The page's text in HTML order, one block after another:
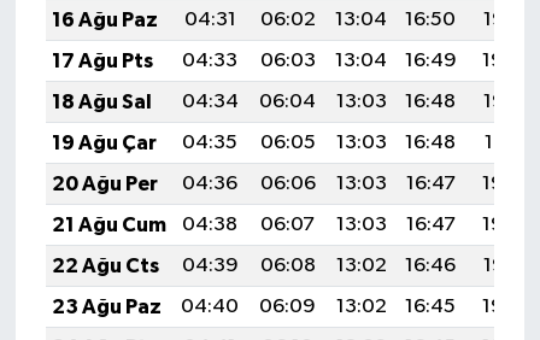
16 Ağu Paz
04:31 06:02 13:04 16:50
19:55
17 Ağu Pts
04:33 06:03 13:04 16:49
19:54
18 Ağu Sal
04:34 06:04 13:03 16:48
19:52
19 Ağu Çar
04:35 06:05 13:03 16:48
19:51
20 Ağu Per
04:36 06:06 13:03 16:47
19:50
21 Ağu Cum
04:38 06:07 13:03 16:47
19:48
22 Ağu Cts
04:39 06:08 13:02 16:46
19:47
23 Ağu Paz
04:40 06:09 13:02 16:45
19:46